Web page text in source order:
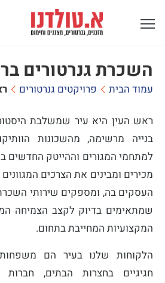
פתח תפריט ראשי לתצוגה
השכרת גנרטורים
עמוד הבית פרויקטים גנרטורים
ראש העין היא עיר שמשלבת
בנייה מרשימה, מהשכונות
למתחמי המגורים וההייטק החדשים
מכירים ומבינים את הצרכים
העסקים בה, ומספקים שירותי
שמתאימים בדיוק לקצב הצמיחה
המקצועיות המחייבת בתחום.
הלקוחות שלנו בעיר הם
חגיגיים בחצרות הבתים,